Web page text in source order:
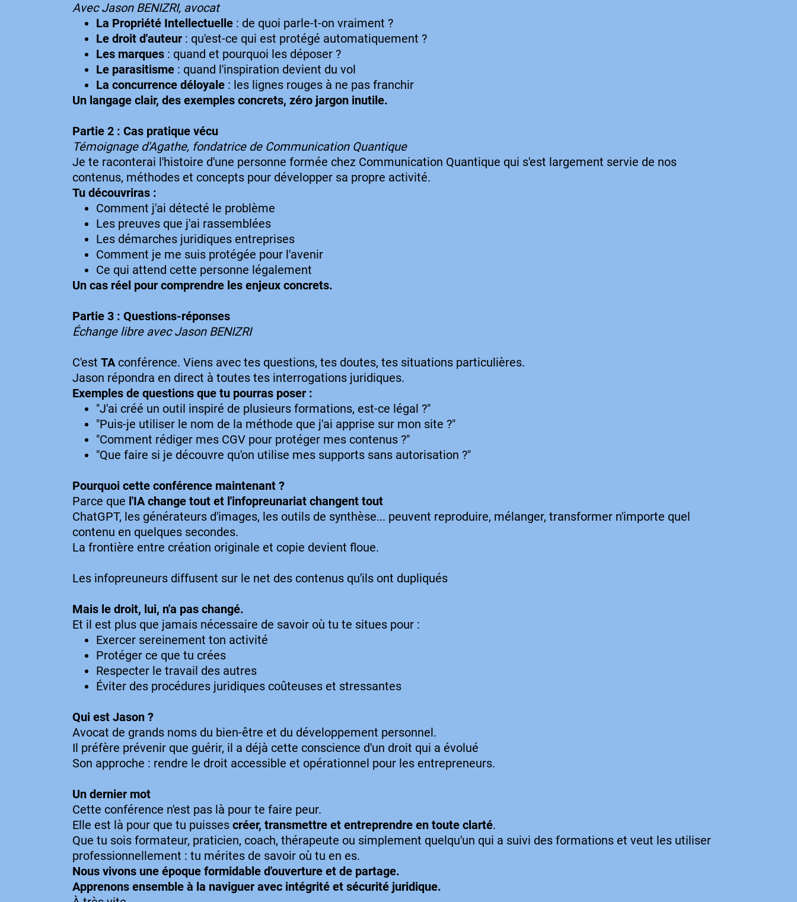
Avec Jason BENIZRI, avocat
La Propriété Intellectuelle : de quoi parle-t-on vraiment ?
Le droit d'auteur : qu'est-ce qui est protégé automatiquement ?
Les marques : quand et pourquoi les déposer ?
Le parasitisme : quand l'inspiration devient du vol
La concurrence déloyale : les lignes rouges à ne pas franchir
Un langage clair, des exemples concrets, zéro jargon inutile.
Partie 2 : Cas pratique vécu
Témoignage d'Agathe, fondatrice de Communication Quantique
Je te raconterai l'histoire d'une personne formée chez Communication Quantique qui s'est largement servie de nos
contenus, méthodes et concepts pour développer sa propre activité.
Tu découvriras :
Comment j'ai détecté le problème
Les preuves que j'ai rassemblées
Les démarches juridiques entreprises
Comment je me suis protégée pour l'avenir
Ce qui attend cette personne légalement
Un cas réel pour comprendre les enjeux concrets.
Partie 3 : Questions-réponses
Échange libre avec Jason BENIZRI
C'est TAconférence. Viens avec tes questions, tes doutes, tes situations particulières.
Jason répondra en direct à toutes tes interrogations juridiques.
Exemples de questions que tu pourras poser :
"J'ai créé un outil inspiré de plusieurs formations, est-ce légal ?"
"Puis-je utiliser le nom de la méthode que j'ai apprise sur mon site ?"
"Comment rédiger mes CGV pour protéger mes contenus ?"
"Que faire si je découvre qu'on utilise mes supports sans autorisation ?"
Pourquoi cette conférence maintenant ?
Parce que l'IA change tout et l'infopreunariat changent tout
ChatGPT, les générateurs d'images, les outils de synthèse... peuvent reproduire, mélanger, transformer n'importe quel
contenu en quelques secondes.
La frontière entre création originale et copie devient floue.
Les infopreuneurs diffusent sur le net des contenus qu'ils ont dupliqués
Mais le droit, lui, n'a pas changé.
Et il est plus que jamais nécessaire de savoir où tu te situes pour :
Exercer sereinement ton activité
Protéger ce que tu crées
Respecter le travail des autres
Éviter des procédures juridiques coûteuses et stressantes
Qui est Jason ?
Avocat de grands noms du bien-être et du développement personnel.
Il préfère prévenir que guérir, il a déjà cette conscience d'un droit qui a évolué
Son approche : rendre le droit accessible et opérationnel pour les entrepreneurs.
Un dernier mot
Cette conférence n'est pas là pour te faire peur.
Elle est là pour que tu puisses créer, transmettre et entreprendre en toute clarté.
Que tu sois formateur, praticien, coach, thérapeute ou simplement quelqu'un qui a suivi des formations et veut les utiliser
professionnellement : tu mérites de savoir où tu en es.
Nous vivons une époque formidable d'ouverture et de partage.
Apprenons ensemble à la naviguer avec intégrité et sécurité juridique.